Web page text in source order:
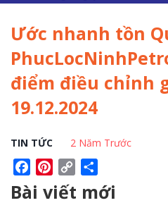
Ước nhanh tồn
điểm điều chỉnh
19.12.2024
TIN TỨC 2 Năm Trước
FacebookPinterest
Copy
Bài viết mới